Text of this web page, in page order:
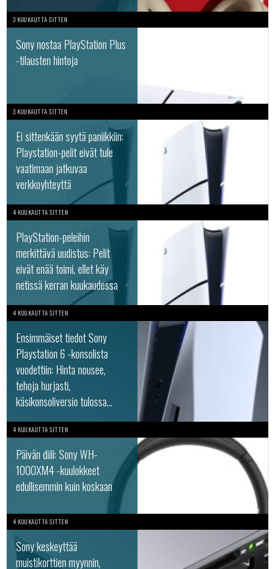
3 KUUKAUTTA SITTEN
Sony nostaa PlayStation Plus
-tilausten hintoja
3 KUUKAUTTA SITTEN
Ei sittenkään syytä paniikkiin:
Playstation-pelit eivät tule
vaatimaan jatkuvaa
verkkoyhteyttä
4 KUUKAUTTA SITTEN
PlayStation-peleihin
merkittävä uudistus: Pelit
eivät enää toimi, ellet käy
netissä kerran kuukaudessa
4 KUUKAUTTA SITTEN
Ensimmäiset tiedot Sony
Playstation 6 -konsolista
vuodettiin: Hinta nousee,
tehoja hurjasti,
käsikonsoliversio tulossa...
4 KUUKAUTTA SITTEN
Päivän diili: Sony WH-
1000XM4 -kuulokkeet
edullisemmin kuin koskaan
4 KUUKAUTTA SITTEN
Sony keskeyttää
muistikorttien myynnin,